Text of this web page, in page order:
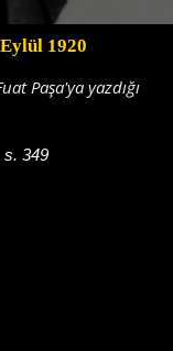
1920
Paşa'ya yazdığı
s. 349